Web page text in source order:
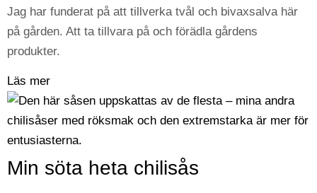
Jag har funderat på att tillverka tvål och bivaxsalva här
på gården. Att ta tillvara på och förädla gårdens
produkter.
Läs mer
Min söta heta chilisås